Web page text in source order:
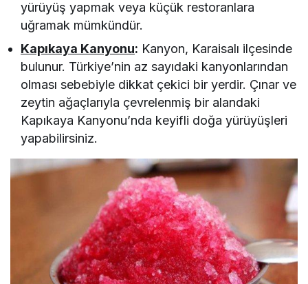
yürüyüş yapmak veya küçük restoranlara
uğramak mümkündür.
Kapıkaya Kanyonu: Kanyon, Karaisalı ilçesinde
bulunur. Türkiye’nin az sayıdaki kanyonlarından
olması sebebiyle dikkat çekici bir yerdir. Çınar ve
zeytin ağaçlarıyla çevrelenmiş bir alandaki
Kapıkaya Kanyonu’nda keyifli doğa yürüyüşleri
yapabilirsiniz.